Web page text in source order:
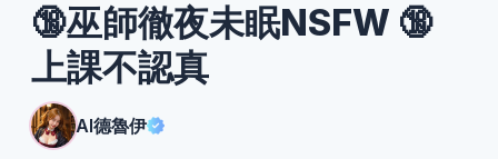
🔞巫師徹夜未眠NSFW 🔞
上課不認真
AI德魯伊